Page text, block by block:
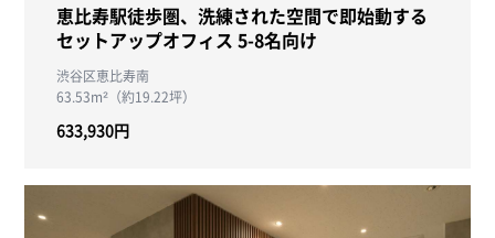
恵比寿駅徒歩圏、洗練された空間で即始動する
セットアップオフィス 5-8名向け
渋谷区恵比寿南
63.53m²（約19.22坪）
633,930円